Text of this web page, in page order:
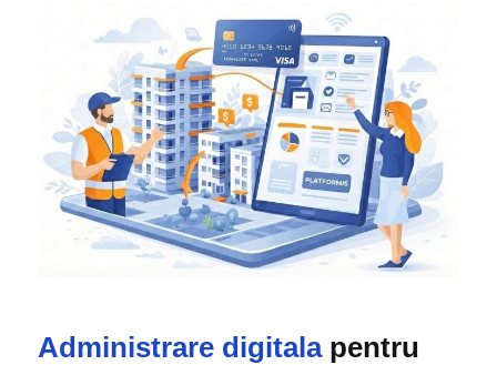
Administrare digitalapentru